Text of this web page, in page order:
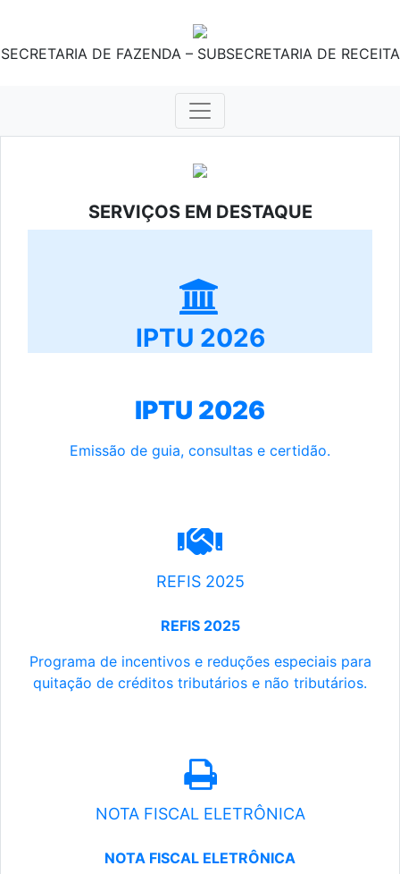
SECRETARIA DE FAZENDA – SUBSECRETARIA DE RECEITA
SERVIÇOS EM DESTAQUE
IPTU 2026
IPTU 2026
Emissão de guia, consultas e certidão.
REFIS 2025
REFIS 2025
Programa de incentivos e reduções especiais para
quitação de créditos tributários e não tributários.
NOTA FISCAL ELETRÔNICA
NOTA FISCAL ELETRÔNICA